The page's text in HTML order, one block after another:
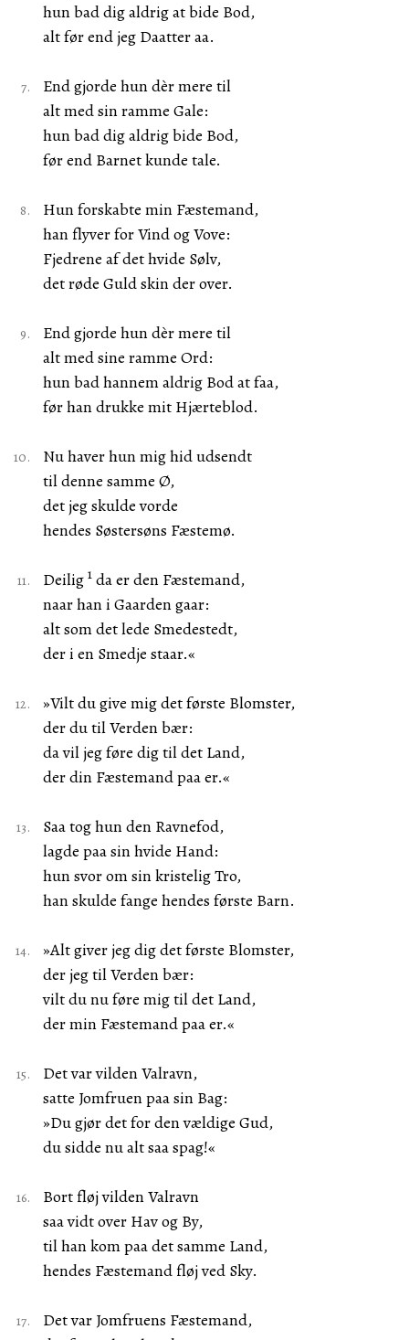
hun bad dig aldrig at bide Bod,
alt før end jeg Daatter aa.
End gjorde hun dèr mere til
alt med sin ramme Gale:
hun bad dig aldrig bide Bod,
før end Barnet kunde tale.
Hun forskabte min Fæstemand,
han flyver for Vind og Vove:
Fjedrene af det hvide Sølv,
det røde Guld skin der over.
End gjorde hun dèr mere til
alt med sine ramme Ord:
hun bad hannem aldrig Bod at faa,
før han drukke mit Hjærteblod.
Nu haver hun mig hid udsendt
til denne samme Ø,
det jeg skulde vorde
hendes Søstersøns Fæstemø.
Deilig 1 da er den Fæstemand,
naar han i Gaarden gaar:
alt som det lede Smedestedt,
der i en Smedje staar.«
»Vilt du give mig det første Blomster,
der du til Verden bær:
da vil jeg føre dig til det Land,
der din Fæstemand paa er.«
Saa tog hun den Ravnefod,
lagde paa sin hvide Hand:
hun svor om sin kristelig Tro,
han skulde fange hendes første Barn.
»Alt giver jeg dig det første Blomster,
der jeg til Verden bær:
vilt du nu føre mig til det Land,
der min Fæstemand paa er.«
Det var vilden Valravn,
satte Jomfruen paa sin Bag:
»Du gjør det for den vældige Gud,
du sidde nu alt saa spag!«
Bort fløj vilden Valravn
saa vidt over Hav og By,
til han kom paa det samme Land,
hendes Fæstemand fløj ved Sky.
Det var Jomfruens Fæstemand,